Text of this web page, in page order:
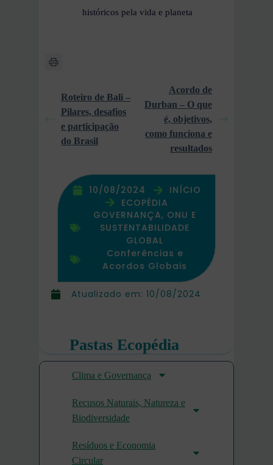
Atualizado em: 10/08/2024
históricos pela vida e planeta
Roteiro de Bali –
Pilares, desafios
e participação
do Brasil
Acordo de
Durban – O que
é, objetivos,
como funciona e
resultados
10/08/2024
INÍCIO
ECOPÉDIA
GOVERNANÇA, ONU E
SUSTENTABILIDADE
GLOBAL
Conferências e
Acordos Globais
Pastas Ecopédia
Clima e Governança
Recusos Naturais, Natureza e
Biodiversidade
Resíduos e Economia
Circular